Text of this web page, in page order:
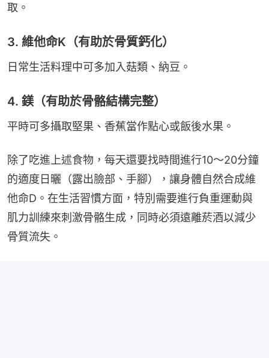
取。
3. 維他命K（有助於骨質鈣化）
日常生活料理中可多加入菇類、納豆。
4. 鎂（有助於骨骼結構完整）
平時可多攝取堅果、香蕉當作點心或飯後水果。
除了吃進上述食物，每天還要找時間進行10～20分鐘
的適度日曬（露出臉部、手腳），讓身體自然合成維
他命D。在生活習慣方面，特別需要進行負重運動與
肌力訓練來刺激骨骼生成，同時必須遠離菸酒以減少
骨質流失。